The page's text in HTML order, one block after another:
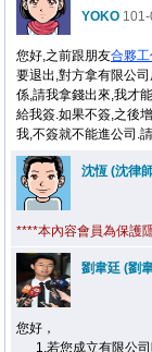
YOKO
您好,之前跟朋友合夥
要退出,對方拿有限公
係,請我拿錢出來,我才
給我簽.如果不簽,之後
我,不簽就不能進公司.
沈恆 (沈律
****本內容會員為保護
劉韋廷 (劉
您好，
1.若您成立有限公司